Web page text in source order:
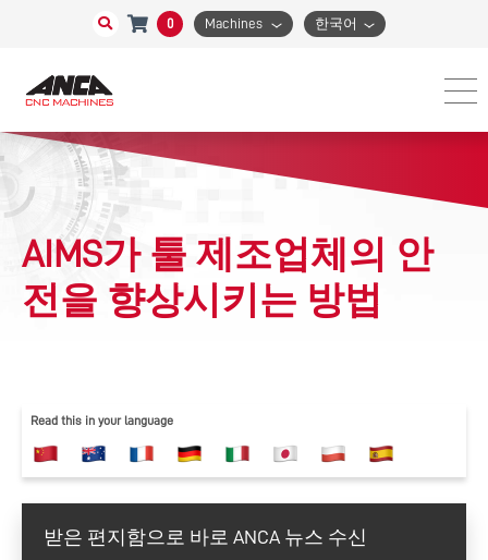
0 Machines 한국어
AIMS가 툴 제조업체의 안
전을 향상시키는 방법
Read this in your language
받은 편지함으로 바로 ANCA 뉴스 수신